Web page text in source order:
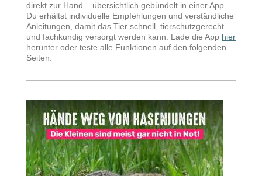
direkt zur Hand – übersichtlich gebündelt in einer App.
Du erhältst individuelle Empfehlungen und verständliche
Anleitungen, damit das Tier schnell, tierschutzgerecht
und fachkundig versorgt werden kann. Lade die App hier
herunter oder teste alle Funktionen auf den folgenden
Seiten.